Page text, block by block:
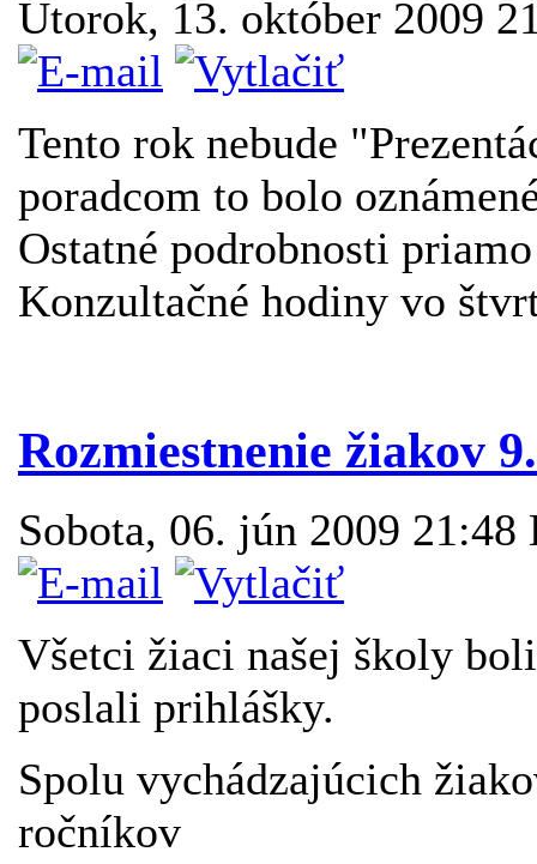
Utorok, 13. október 2009
Tento rok nebude
poradcom to bolo
Ostatné podrobnosti
Konzultačné hodiny vo
Rozmiestnenie žiakov
Sobota, 06. jún 2009 21:48
Všetci žiaci našej školy
poslali prihlášky.
Spolu vychádzajúcich
ročníkov